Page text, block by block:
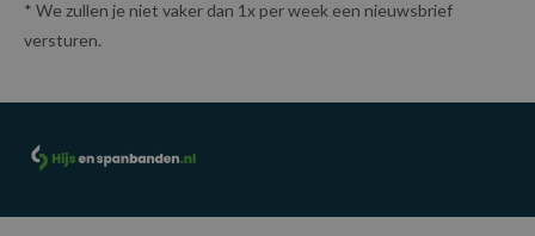
* We zullen je niet vaker dan 1x per week een nieuwsbrief
versturen.